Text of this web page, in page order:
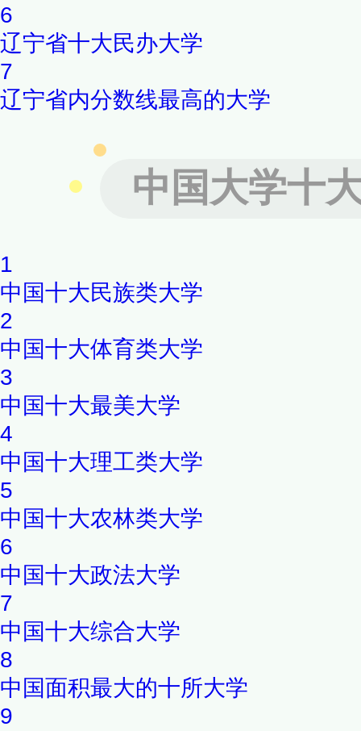
6
辽宁省十大民办大学
7
辽宁省内分数线最高的大学
中国大学十
1
中国十大民族类大学
2
中国十大体育类大学
3
中国十大最美大学
4
中国十大理工类大学
5
中国十大农林类大学
6
中国十大政法大学
7
中国十大综合大学
8
中国面积最大的十所大学
9